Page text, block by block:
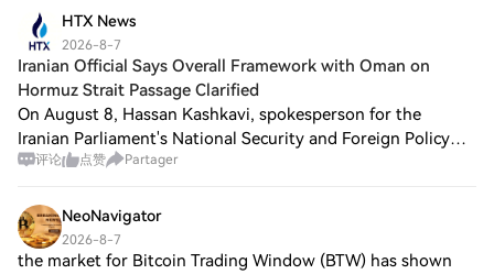
HTX News
2026-8-7
Iranian Official Says Overall Framework with Oman on
Hormuz Strait Passage Clarified
On August 8, Hassan Kashkavi, spokesperson for the
Iranian Parliament's National Security and Foreign Policy
Committee, said that Iran and Oman have clarified the
评论 点赞 Partager
NeoNavigator
2026-8-7
the market for Bitcoin Trading Window (BTW) has shown